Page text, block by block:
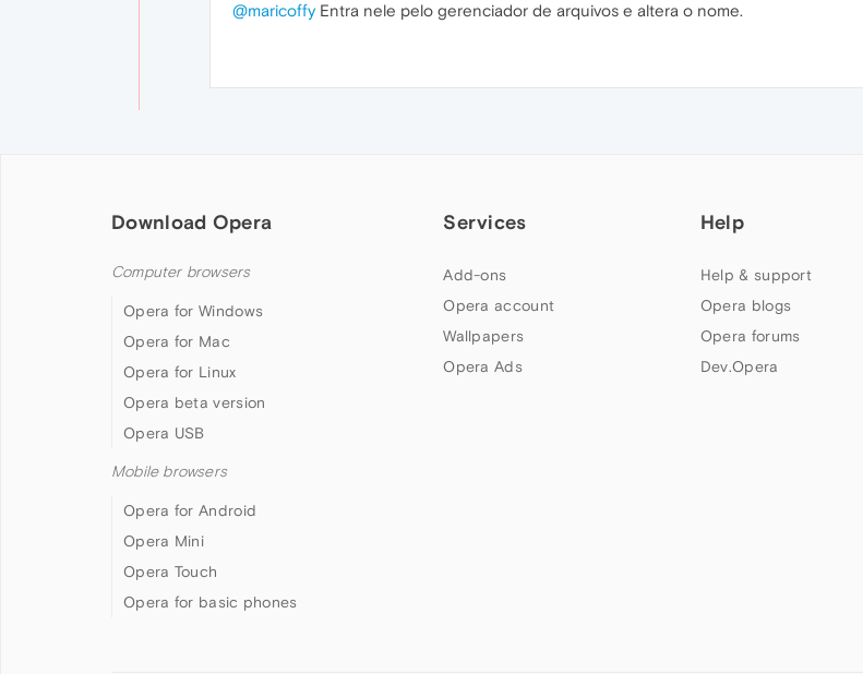
@maricoffyEntra nele pelo gerenciador de arquivos e altera o nome.
Download Opera
Computer browsers
Opera for Windows
Opera for Mac
Opera for Linux
Opera beta version
Opera USB
Mobile browsers
Opera for Android
Opera Mini
Opera Touch
Opera for basic phones
Services
Add-ons
Opera account
Wallpapers
Opera Ads
Help
Help & support
Opera blogs
Opera forums
Dev.Opera